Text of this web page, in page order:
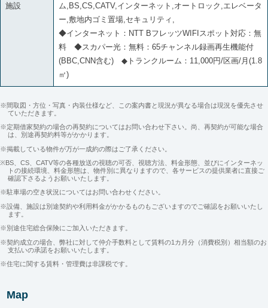
施設
ム,BS,CS,CATV,インターネット,オートロック,エレベータ
ー,敷地内ゴミ置場,セキュリティ,
◆インターネット：NTT BフレッツWIFIスポット対応：無
料 ◆スカパー光：無料：65チャンネル録画再生機能付
(BBC,CNN含む) ◆トランクルーム：11,000円/区画/月(1.8
㎡)
※間取図・方位・写真・内装仕様など、この案内書と現況が異なる場合は現況を優先させ
ていただきます。
※定期借家契約の場合の再契約についてはお問い合わせ下さい。尚、再契約が可能な場合
は、別途再契約料等がかかります。
※掲載している物件が万が一成約の際はご了承ください。
※BS、CS、CATV等の各種放送の視聴の可否、視聴方法、料金形態、並びにインターネッ
トの接続環境、料金形態は、物件別に異なりますので、各サービスの提供業者に直接ご
確認下さるようお願いいたします。
※駐車場の空き状況についてはお問い合わせください。
※設備、施設は別途契約や利用料金がかかるものもございますのでご確認をお願いいたし
ます。
※別途住宅総合保険にご加入いただきます。
※契約成立の場合、弊社に対して仲介手数料として賃料の1カ月分（消費税別）相当額のお
支払いの承諾をお願いいたします。
※住宅に関する賃料・管理費は非課税です。
Map